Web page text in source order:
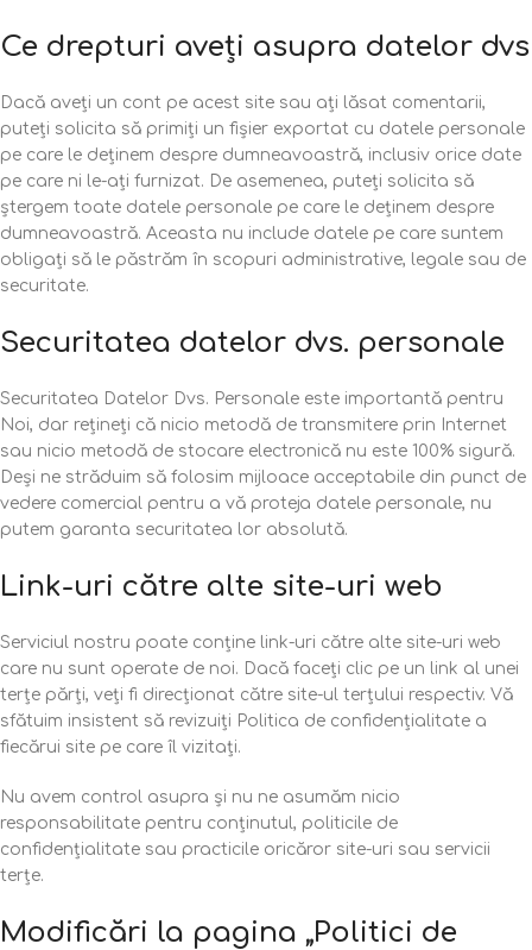
Ce drepturi aveți asupra datelor dvs
Dacă aveți un cont pe acest site sau ați lăsat comentarii,
puteți solicita să primiți un fișier exportat cu datele personale
pe care le deținem despre dumneavoastră, inclusiv orice date
pe care ni le-ați furnizat. De asemenea, puteți solicita să
ștergem toate datele personale pe care le deținem despre
dumneavoastră. Aceasta nu include datele pe care suntem
obligați să le păstrăm în scopuri administrative, legale sau de
securitate.
Securitatea datelor dvs. personale
Securitatea Datelor Dvs. Personale este importantă pentru
Noi, dar rețineți că nicio metodă de transmitere prin Internet
sau nicio metodă de stocare electronică nu este 100% sigură.
Deși ne străduim să folosim mijloace acceptabile din punct de
vedere comercial pentru a vă proteja datele personale, nu
putem garanta securitatea lor absolută.
Link-uri către alte site-uri web
Serviciul nostru poate conține link-uri către alte site-uri web
care nu sunt operate de noi. Dacă faceți clic pe un link al unei
terțe părți, veți fi direcționat către site-ul terțului respectiv. Vă
sfătuim insistent să revizuiți Politica de confidențialitate a
fiecărui site pe care îl vizitați.
Nu avem control asupra și nu ne asumăm nicio
responsabilitate pentru conținutul, politicile de
confidențialitate sau practicile oricăror site-uri sau servicii
terțe.
Modificări la pagina „Politici de